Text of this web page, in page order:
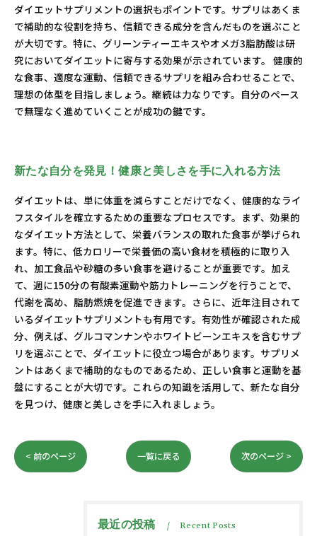
ダイエットサプリメントの選択もポイントです。サプリはあくま
で補助的な役割を持ち、信頼できる成分を含んだものを選ぶこと
が大切です。特に、グリーンティーエキスやオメガ3脂肪酸は研
究においてダイエットに寄与する効果が示されています。 健康的
な食事、適度な運動、信頼できるサプリを組み合わせることで、
理想の体型を目指しましょう。継続は力なりです。自分のペース
で無理なく進めていくことが成功の鍵です。
新たな自分を発見！健康と美しさを手に入れる方法
ダイエットは、単に体重を減らすことだけでなく、健康的なライ
フスタイルを確立するための重要なプロセスです。まず、効果的
なダイエット方法として、栄養バランスの取れた食事が挙げられ
ます。特に、低カロリーで栄養価の高い食材を積極的に取り入
れ、加工食品や砂糖の多い食事を避けることが重要です。加え
て、週に150分の有酸素運動や筋力トレーニングを行うことで、
代謝を高め、脂肪燃焼を促進できます。さらに、近年注目されて
いるダイエットサプリメントも有用です。有効性が確認された成
分、例えば、グルコマンナンやホワイトビーンエキスを含むサプ
リを選ぶことで、ダイエットに役立つ場合があります。サプリメ
ントはあくまで補助的なものであるため、正しい食事と運動を基
盤にすることが大切です。これらの知識を活用して、新たな自分
を見つけ、健康と美しさを手に入れましょう。
< 前のページ 一覧に戻る 次のページ >
最近の投稿 Recent Posts